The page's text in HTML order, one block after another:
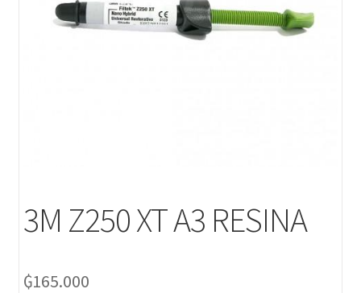
3M Z250 XT A3 RESINA
₲165.000